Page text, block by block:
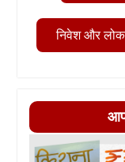
निवेश और लोक